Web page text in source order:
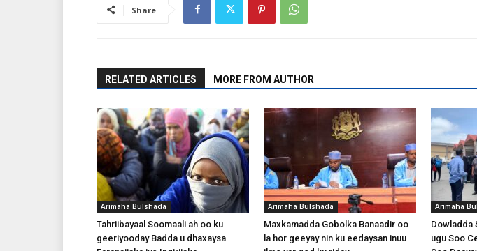
Share
RELATED ARTICLES MORE FROM AUTHOR
Arimaha Bulshada
Tahriibayaal Soomaali ah oo ku
geeriyooday Badda u dhaxaysa
Arimaha Bulshada
Maxkamadda Gobolka Banaadir oo
la hor geeyay nin ku eedaysan inuu
Arimaha
Dowladda
ugu Soo